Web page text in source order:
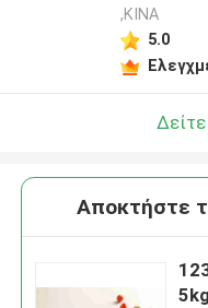
,ΚΙΝΑ
5.0
Αποκτήστε